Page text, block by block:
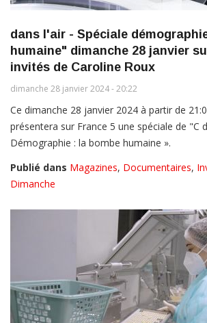
dans l'air - Spéciale
humaine" dimanche 28 janvier
invités de Caroline Roux
dimanche 28 janvier 2024 - 20:22
Ce dimanche 28 janvier 2024 à partir de
présentera sur France 5 une spéciale de "C
Démographie : la bombe humaine ».
Publié dans Magazines, Documentaires,
Dimanche